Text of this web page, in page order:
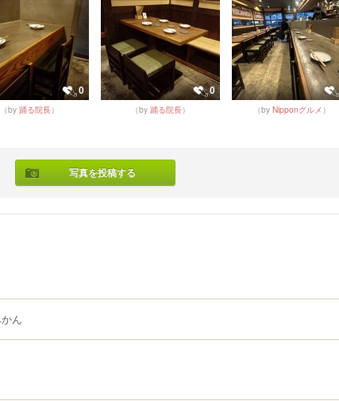
0
（by 踊る院長）
0
（by 踊る院長） （by Nipponグルメ ）
写真を投稿する
ん